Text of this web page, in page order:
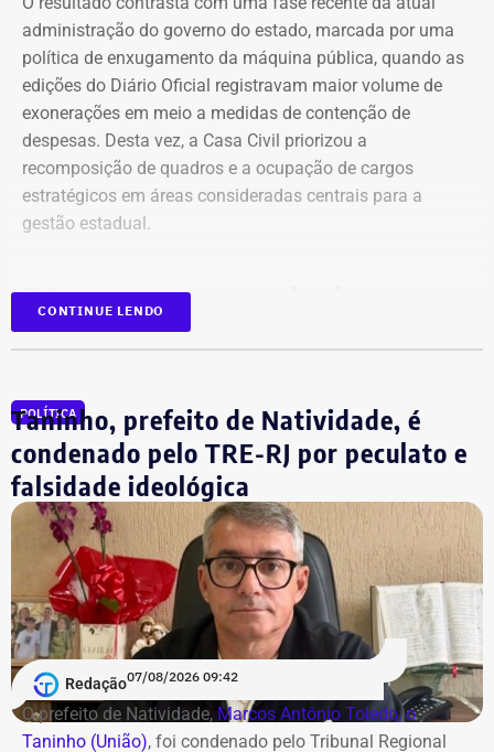
Já para esta sexta, o Inmet emitiu um aviso laranja para
ventos costeiros em áreas do litoral fluminense, incluindo
as regiões das Baixadas Litorâneas e do Norte
Fluminense.
O alerta vale durante todo o dia e indica que a
intensificação dos ventos pode provocar movimentação
de dunas sobre construções na orla. Entre os municípios
administração do governo do estado, marcada por uma
política de enxugamento da máquina pública, quando as
edições do Diário Oficial registravam maior volume de
exonerações em meio a medidas de contenção de
despesas. Desta vez, a Casa Civil priorizou a
recomposição de quadros e a ocupação de cargos
estratégicos em áreas consideradas centrais para a
gestão estadual.
Três casas, o mesmo destino
O principal destaque desta manhã teve destino definido:
que concentraram a maior parte das nomeações.
Campeã absoluta do dia, a Secretaria de Estado de
Planejamento e Gestão recebeu 11 nomeações e 3
exonerações. O reforço abrange desde funções
operacionais de assistente até postos estratégicos de
assessor e coordenador.
Na Secretaria de Estado de Fazenda, foram publicadas 8
nomeações contra apenas 1 exoneração. A
movimentação na pasta foi impulsionada pela aplicação
de decretos de reestruturação organizacional,
promovendo novos chefes de departamento, assessores
CONTINUE LENDO
POLÍTICA
Taninho, prefeito de Natividade, é
condenado pelo TRE-RJ por peculato e
falsidade ideológica
Redação07/08/2026 09:42
O prefeito de Natividade, Marcos Antônio Toledo, o
Taninho (União), foi condenado pelo Tribunal Regional